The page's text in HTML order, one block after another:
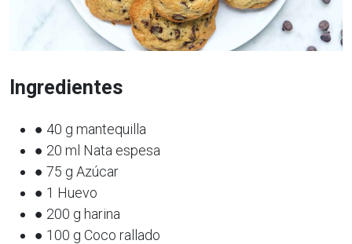
Ingredientes
● 40 g mantequilla
● 20 ml Nata espesa
● 75 g Azúcar
● 1 Huevo
● 200 g harina
● 100 g Coco rallado